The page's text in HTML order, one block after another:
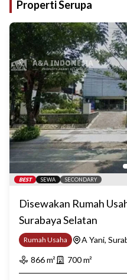
Properti Serupa
BEST SEWA SECONDARY
Disewakan Rumah
Surabaya Selatan
Rumah Usaha
A Yani,
866m² 700m²